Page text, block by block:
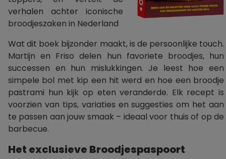
verhalen achter iconische
broodjeszaken in Nederland
Wat dit boek bijzonder maakt, is de persoonlijke touch.
Martijn en Friso delen hun favoriete broodjes, hun
successen en hun mislukkingen. Je leest hoe een
simpele bol met kip een hit werd en hoe een broodje
pastrami hun kijk op eten veranderde. Elk recept is
voorzien van tips, variaties en suggesties om het aan
te passen aan jouw smaak – ideaal voor thuis of op de
barbecue.
Het exclusieve Broodjespaspoort